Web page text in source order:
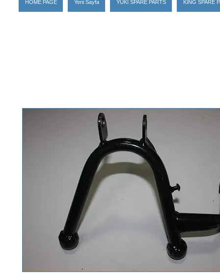
HOME PAGE Yeni Sayfa YUKI SPARE PARTS KING SPARE